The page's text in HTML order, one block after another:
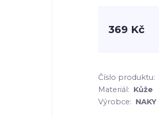
369 Kč
Číslo produktu:
Materiál: Kůže
Výrobce: NAKY